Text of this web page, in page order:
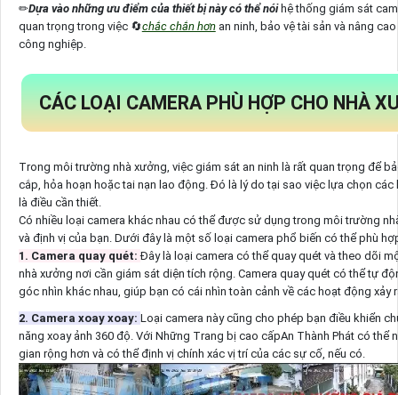
✏Dựa vào những ưu điểm của thiết bị này có thể nói hệ thống giám sát
quan trọng trong việc 🔄chắc chắn hơnan ninh, bảo vệ tài sản và nâng
công nghiệp.
CÁC LOẠI CAMERA PHÙ HỢP CHO NHÀ
Trong môi trường nhà xưởng, việc giám sát an ninh là rất quan trọng để
cắp, hỏa hoạn hoặc tai nạn lao động. Đó là lý do tại sao việc lựa chọn
là điều cần thiết.
Có nhiều loại camera khác nhau có thể được sử dụng trong môi trường
và định vị của bạn. Dưới đây là một số loại camera phổ biến có thể phù
1. Camera quay quét:Đây là loại camera có thể quay quét và theo dõi
nhà xưởng nơi cần giám sát diện tích rộng. Camera quay quét có thể tự
góc nhìn khác nhau, giúp bạn có cái nhìn toàn cảnh về các hoạt động xảy
2. Camera xoay xoay: Loại camera này cũng cho phép bạn điều khiển
năng xoay ảnh 360 độ. Với Những Trang bị cao cấpAn Thành Phát có thể
gian rộng hơn và có thể định vị chính xác vị trí của các sự cố, nếu có.